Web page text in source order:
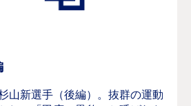
山新選手（後編）。抜群の運動